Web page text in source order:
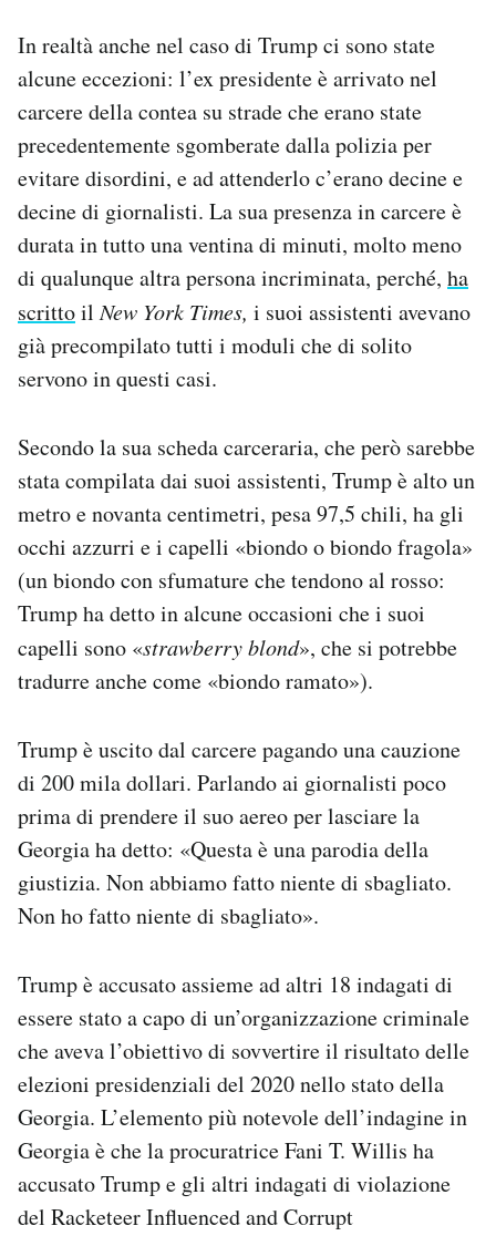
In realtà anche nel caso di Trump ci sono state
alcune eccezioni: l’ex presidente è arrivato nel
carcere della contea su strade che erano state
precedentemente sgomberate dalla polizia per
evitare disordini, e ad attenderlo c’erano decine e
decine di giornalisti. La sua presenza in carcere è
durata in tutto una ventina di minuti, molto meno
di qualunque altra persona incriminata, perché, ha
scrittoilNew York Times, i suoi assistenti avevano
già precompilato tutti i moduli che di solito
servono in questi casi.
Secondo la sua scheda carceraria, che però sarebbe
stata compilata dai suoi assistenti, Trump è alto un
metro e novanta centimetri, pesa 97,5 chili, ha gli
occhi azzurri e i capelli «biondo o biondo fragola»
(un biondo con sfumature che tendono al rosso:
Trump ha detto in alcune occasioni che i suoi
capelli sono «strawberry blond», che si potrebbe
tradurre anche come «biondo ramato»).
Trump è uscito dal carcere pagando una cauzione
di 200 mila dollari. Parlando ai giornalisti poco
prima di prendere il suo aereo per lasciare la
Georgia ha detto: «Questa è una parodia della
giustizia. Non abbiamo fatto niente di sbagliato.
Non ho fatto niente di sbagliato».
Trump è accusato assieme ad altri 18 indagati di
essere stato a capo di un’organizzazione criminale
che aveva l’obiettivo di sovvertire il risultato delle
elezioni presidenziali del 2020 nello stato della
Georgia. L’elemento più notevole dell’indagine in
Georgia è che la procuratrice Fani T. Willis ha
accusato Trump e gli altri indagati di violazione
del Racketeer Influenced and Corrupt